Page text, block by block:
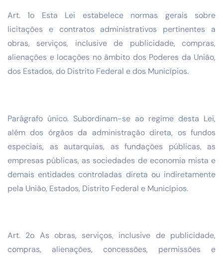
Art. 1o Esta Lei estabelece normas gerais sobre
licitações e contratos administrativos pertinentes a
obras, serviços, inclusive de publicidade, compras,
alienações e locações no âmbito dos Poderes da União,
dos Estados, do Distrito Federal e dos Municípios.
Parágrafo único. Subordinam-se ao regime desta Lei,
além dos órgãos da administração direta, os fundos
especiais, as autarquias, as fundações públicas, as
empresas públicas, as sociedades de economia mista e
demais entidades controladas direta ou indiretamente
pela União, Estados, Distrito Federal e Municípios.
Art. 2o As obras, serviços, inclusive de publicidade,
compras, alienações, concessões, permissões e